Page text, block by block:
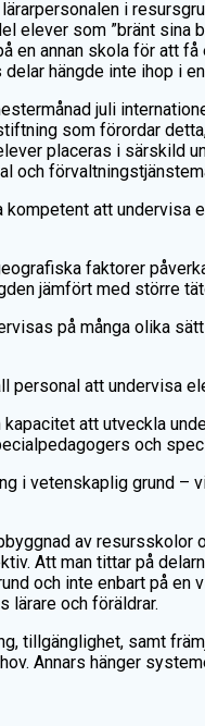
i
elever som ”bränt
en annan skola för att
hängde inte ihop i
juli
som förordar
placeras i särskild
och
att
faktorer
jämfört med större
på många olika
personal att undervisa
att utveckla
och
i vetenskaplig grund –
av
Att man tittar på
och inte enbart på
lärare och föräldrar.
tillgänglighet, samt
Annars hänger